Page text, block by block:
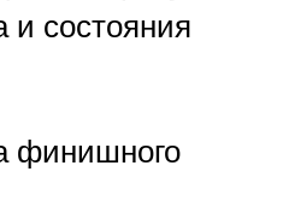
и состояния
финишного